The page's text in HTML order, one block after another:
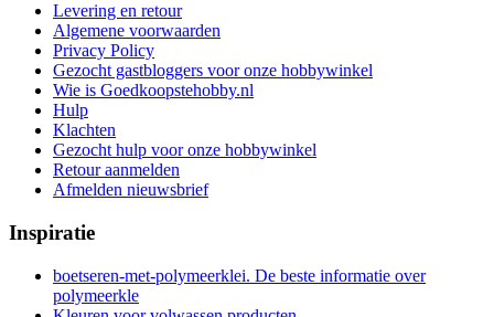
Levering en retour
Algemene voorwaarden
Privacy Policy
Gezocht gastbloggers voor onze hobbywinkel
Wie is Goedkoopstehobby.nl
Hulp
Klachten
Gezocht hulp voor onze hobbywinkel
Retour aanmelden
Afmelden nieuwsbrief
Inspiratie
boetseren-met-polymeerklei. De beste informatie over
polymeerkle